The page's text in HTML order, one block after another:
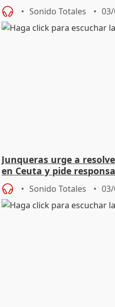
Sonido Totales
Junqueras urge a
en Ceuta y pide
Sonido Totales